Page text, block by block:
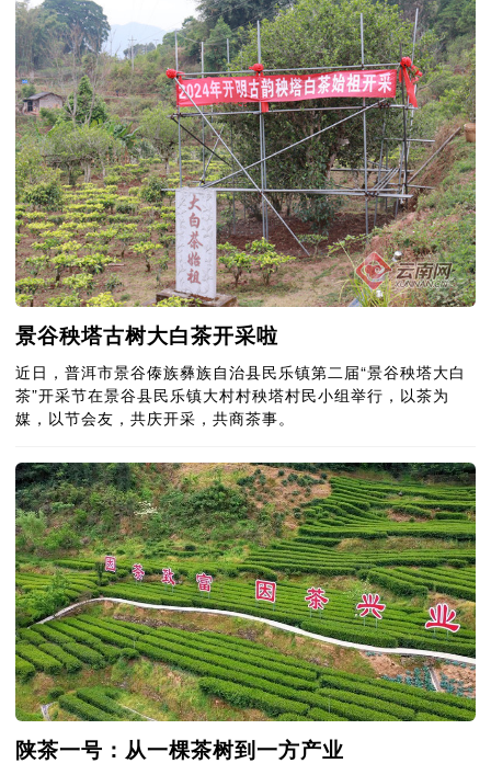
景谷秧塔古树大白茶开采啦
近日，普洱市景谷傣族彝族自治县民乐镇第二届“景谷秧塔大白
茶”开采节在景谷县民乐镇大村村秧塔村民小组举行，以茶为
媒，以节会友，共庆开采，共商茶事。
陕茶一号：从一棵茶树到一方产业